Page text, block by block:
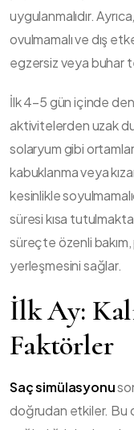
uygulanmalıdır.
ovulmamalı ve dış
egzersiz veya buhar
İlk 4–5 gün içinde
aktivitelerden uzak
solaryum gibi
kabuklanma veya
kesinlikle
süresi kısa
süreçte özenli
yerleşmesini sağlar.
İlk Ay:
Faktörler
Saç simülasyonu
doğrudan etkiler. Bu